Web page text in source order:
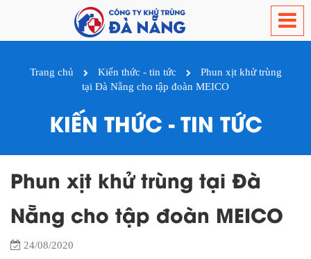
Trang chủ Kiến thức - tin tức
Phun xịt khử trùng
tại Đà Nẵng cho tập đoàn MEICO
KIẾN THỨC - TIN TỨC
Phun xịt khử trùng tại Đà
Nẵng cho tập đoàn MEICO
24/08/2020